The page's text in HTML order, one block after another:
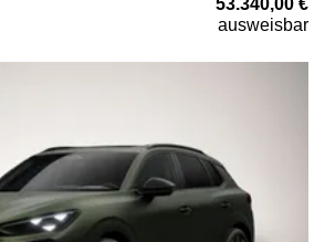
ausweisbar